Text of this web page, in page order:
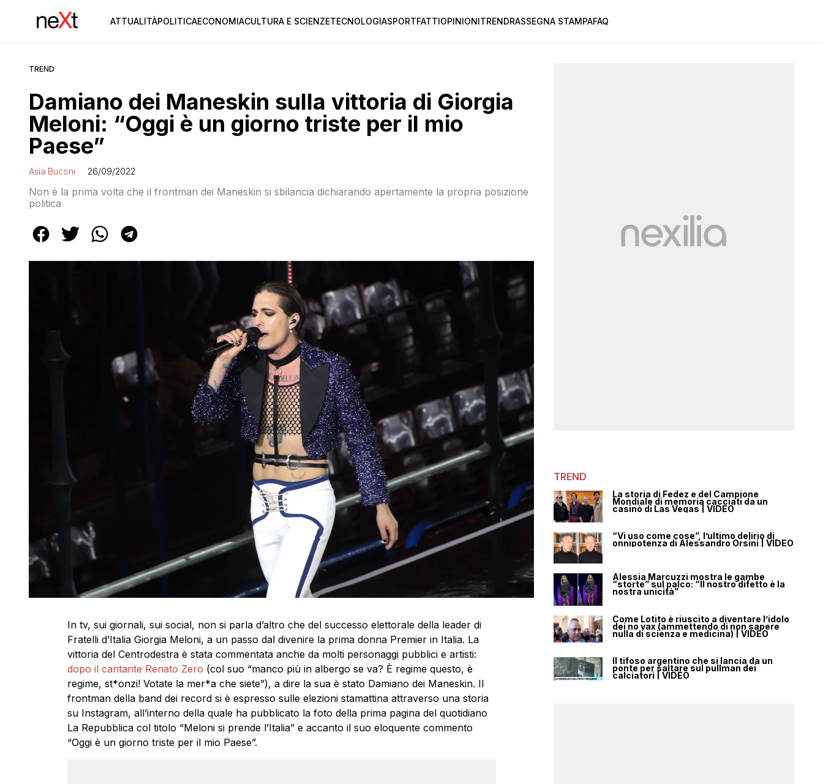
ATTUALITÀPOLITICAECONOMIACULTURA E SCIENZETECNOLOGIASPORTFATTIOPINIONITRENDRASSEGNA STAMPAFAQ
TREND
Damiano dei Maneskin sulla vittoria di Giorgia
Meloni: “Oggi è un giorno triste per il mio
Paese”
Asia Buconi 26/09/2022
Non è la prima volta che il frontman dei Maneskin si sbilancia dichiarando apertamente la propria posizione
politica
In tv, sui giornali, sui social, non si parla d’altro che del successo elettorale della leader di
Fratelli d’Italia Giorgia Meloni, a un passo dal divenire la prima donna Premier in Italia. La
vittoria del Centrodestra è stata commentata anche da molti personaggi pubblici e artisti:
dopo il cantante Renato Zero (col suo “manco più in albergo se va? È regime questo, è
regime, st*onzi! Votate la mer*a che siete”), a dire la sua è stato Damiano dei Maneskin. Il
frontman della band dei record si è espresso sulle elezioni stamattina attraverso una storia
su Instagram, all’interno della quale ha pubblicato la foto della prima pagina del quotidiano
La Repubblica col titolo “Meloni si prende l’Italia” e accanto il suo eloquente commento
“Oggi è un giorno triste per il mio Paese”.
TREND
La storia di Fedez e del Campione
Mondiale di memoria cacciati da un
casinò di Las Vegas | VIDEO
“Vi uso come cose”, l’ultimo delirio di
onnipotenza di Alessandro Orsini | VIDEO
Alessia Marcuzzi mostra le gambe
“storte” sul palco: “Il nostro difetto è la
nostra unicità”
Come Lotito è riuscito a diventare l’idolo
dei no vax (ammettendo di non sapere
nulla di scienza e medicina) | VIDEO
Il tifoso argentino che si lancia da un
ponte per saltare sul pullman dei
calciatori | VIDEO